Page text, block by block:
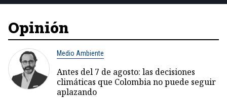
Opinión
Medio Ambiente
Antes del 7 de agosto: las decisiones
climáticas que Colombia no puede seguir
aplazando